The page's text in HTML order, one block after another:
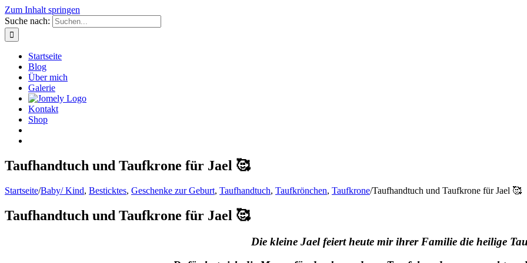
Zum Inhalt springen
Suche nach:
Startseite
Blog
Über mich
Galerie
Kontakt
Shop
Taufhandtuch und Taufkrone für Jael 🥰
Startseite/Baby/ Kind, Besticktes, Geschenke zur Geburt, Taufhandtuch, Taufkrönchen, Taufkrone/Taufhandtuch und Taufkrone für Jael 🥰
Taufhandtuch und Taufkrone für Jael 🥰
Die kleine Jael feiert heute mir ihrer Familie die heilige